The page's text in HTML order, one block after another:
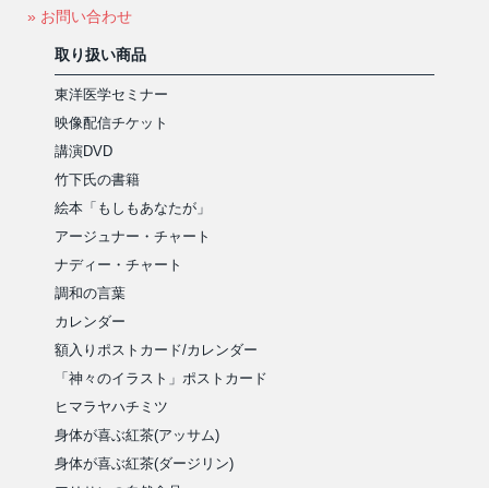
» お問い合わせ
取り扱い商品
東洋医学セミナー
映像配信チケット
講演DVD
竹下氏の書籍
絵本「もしもあなたが」
アージュナー・チャート
ナディー・チャート
調和の言葉
カレンダー
額入りポストカード/カレンダー
「神々のイラスト」ポストカード
ヒマラヤハチミツ
身体が喜ぶ紅茶(アッサム)
身体が喜ぶ紅茶(ダージリン)